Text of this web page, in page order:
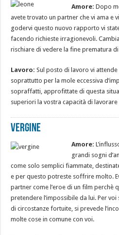
Amore: Dopo
avete trovato un partner che vi ama e
godervi questo nuovo rapporto vi
facendo richieste irragionevoli.
rischiare di vedere la fine prematura
Lavoro: Sul posto di lavoro vi
soprattutto per la mole eccessiva
sopraffatti, approfittate di questa
superiori la vostra capacità di
Vergine
Amore:
grandi sogni
come solo semplici fiammate,
e per questo potreste soffrire molto.
partner come l’eroe di un film perchè
pretendere l’impossibile da lui. Per
di circostanze fortuite, si prevede
molte cose in comune con voi.